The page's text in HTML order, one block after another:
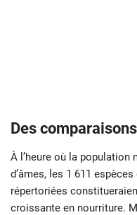
Des
À l’heure où la
d’âmes, les 1 611 espèces
répertoriées
croissante en nourriture.